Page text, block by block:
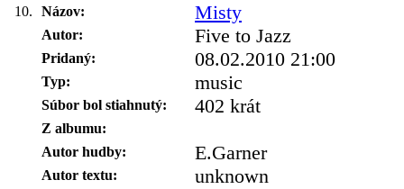
10. Názov: Misty
Autor: Five to Jazz
Pridaný: 08.02.2010 21:00
Typ: music
Súbor bol stiahnutý: 402 krát
Z albumu:
Autor hudby:
E.Garner
Autor textu: unknown